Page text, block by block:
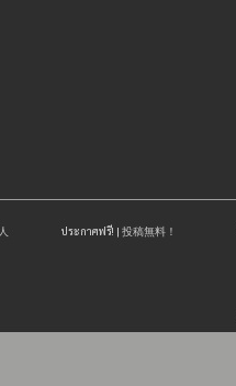
ประกาศฟรี! | 投稿無料！